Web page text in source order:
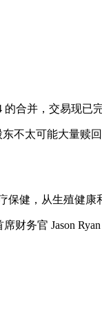
合并，交易现已完
不太可能大量赎
保健，从生殖健康
财务官 Jason